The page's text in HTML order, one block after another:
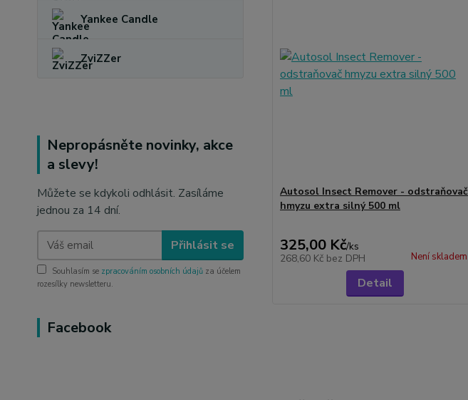
Yankee Candle
ZviZZer
Nepropásněte novinky, akce
a slevy!
Můžete se kdykoli odhlásit. Zasíláme
jednou za 14 dní.
Přihlásit se
Souhlasím se zpracováním osobních údajů za účelem
rozesílky newsletteru.
Facebook
Autosol Insect Remover - odstraňovač
hmyzu extra silný 500 ml
325,00 Kč/ks
268,60 Kč bez DPH Není skladem
Detail